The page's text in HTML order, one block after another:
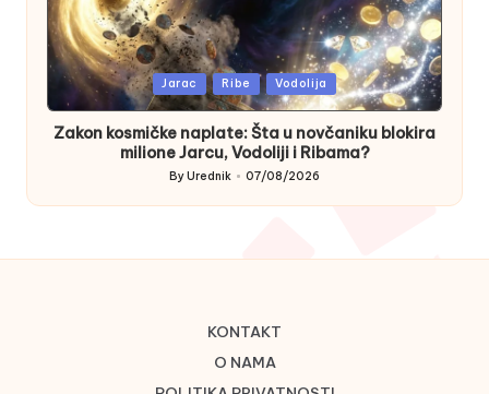
Posted
in
Jarac Ribe Vodolija
Zakon kosmičke naplate: Šta u novčaniku blokira
milione Jarcu, Vodoliji i Ribama?
Posted
by
ByUrednik 07/08/2026
KONTAKT
O NAMA